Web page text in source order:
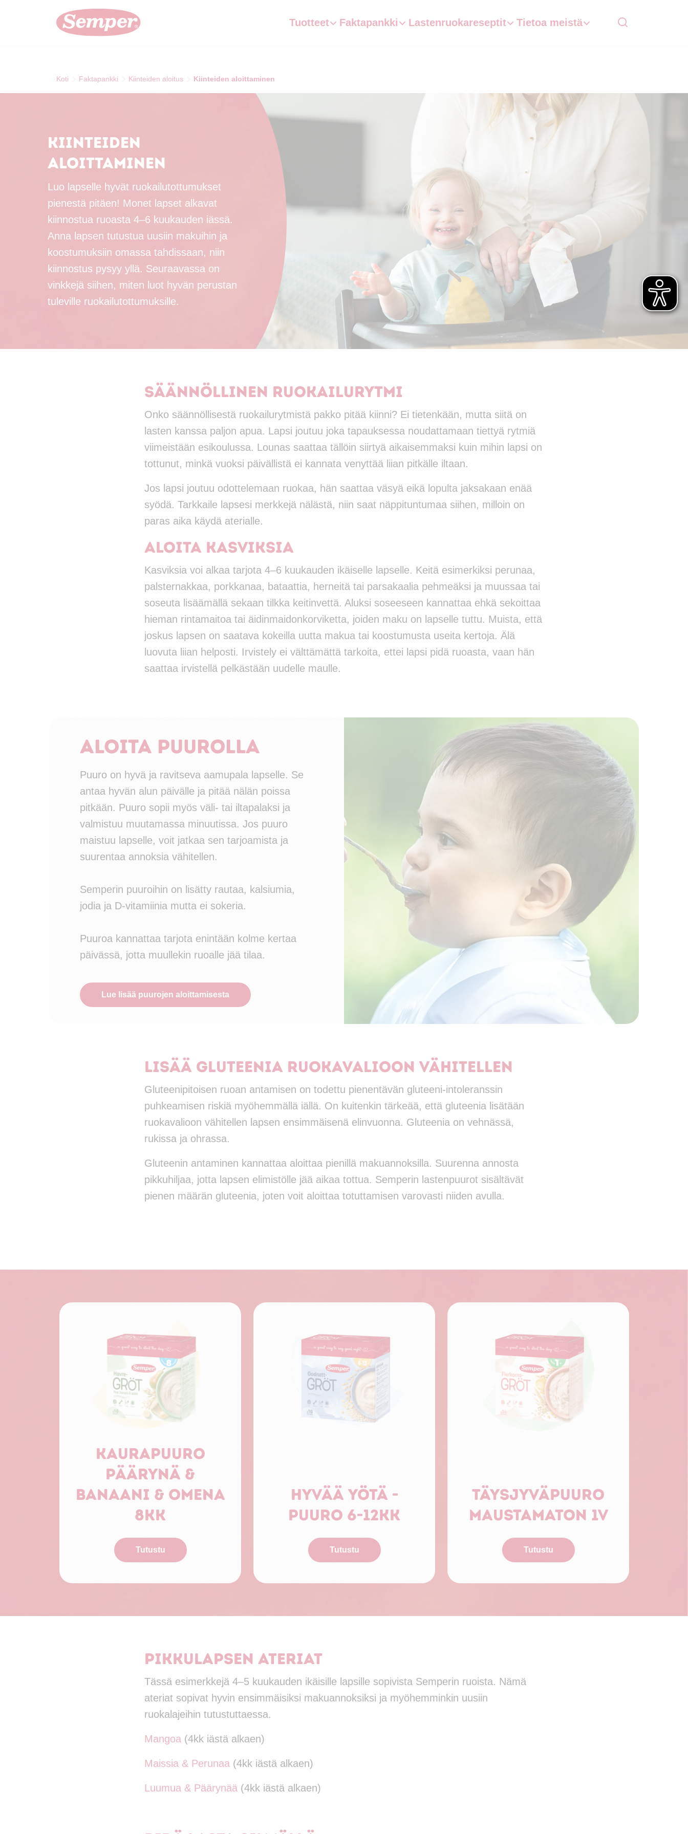
Skip to main content
Tuotteet Faktapankki Lastenruokareseptit Tietoa meistä
Koti Faktapankki Kiinteiden aloitus Kiinteiden aloittaminen
Kiinteiden
aloittaminen
Luo lapselle hyvät ruokailutottumukset
pienestä pitäen! Monet lapset alkavat
kiinnostua ruoasta 4–6 kuukauden iässä.
Anna lapsen tutustua uusiin makuihin ja
koostumuksiin omassa tahdissaan, niin
kiinnostus pysyy yllä. Seuraavassa on
vinkkejä siihen, miten luot hyvän perustan
tuleville ruokailutottumuksille.
Säännöllinen ruokailurytmi
Onko säännöllisestä ruokailurytmistä pakko pitää kiinni? Ei tietenkään, mutta siitä on
lasten kanssa paljon apua. Lapsi joutuu joka tapauksessa noudattamaan tiettyä rytmiä
viimeistään esikoulussa. Lounas saattaa tällöin siirtyä aikaisemmaksi kuin mihin lapsi on
tottunut, minkä vuoksi päivällistä ei kannata venyttää liian pitkälle iltaan.
Jos lapsi joutuu odottelemaan ruokaa, hän saattaa väsyä eikä lopulta jaksakaan enää
syödä. Tarkkaile lapsesi merkkejä nälästä, niin saat näppituntumaa siihen, milloin on
paras aika käydä aterialle.
Aloita kasviksia
Kasviksia voi alkaa tarjota 4–6 kuukauden ikäiselle lapselle. Keitä esimerkiksi perunaa,
palsternakkaa, porkkanaa, bataattia, herneitä tai parsakaalia pehmeäksi ja muussaa tai
soseuta lisäämällä sekaan tilkka keitinvettä. Aluksi soseeseen kannattaa ehkä sekoittaa
hieman rintamaitoa tai äidinmaidonkorviketta, joiden maku on lapselle tuttu. Muista, että
joskus lapsen on saatava kokeilla uutta makua tai koostumusta useita kertoja. Älä
luovuta liian helposti. Irvistely ei välttämättä tarkoita, ettei lapsi pidä ruoasta, vaan hän
saattaa irvistellä pelkästään uudelle maulle.
Aloita puurolla
Puuro on hyvä ja ravitseva aamupala lapselle. Se
antaa hyvän alun päivälle ja pitää nälän poissa
pitkään. Puuro sopii myös väli- tai iltapalaksi ja
valmistuu muutamassa minuutissa. Jos puuro
maistuu lapselle, voit jatkaa sen tarjoamista ja
suurentaa annoksia vähitellen.
Semperin puuroihin on lisätty rautaa, kalsiumia,
jodia ja D-vitamiinia mutta ei sokeria.
Puuroa kannattaa tarjota enintään kolme kertaa
päivässä, jotta muullekin ruoalle jää tilaa.
Lue lisää puurojen aloittamisesta
Lisää gluteenia ruokavalioon vähitellen
Gluteenipitoisen ruoan antamisen on todettu pienentävän gluteeni-intoleranssin
puhkeamisen riskiä myöhemmällä iällä. On kuitenkin tärkeää, että gluteenia lisätään
ruokavalioon vähitellen lapsen ensimmäisenä elinvuonna. Gluteenia on vehnässä,
rukissa ja ohrassa.
Gluteenin antaminen kannattaa aloittaa pienillä makuannoksilla. Suurenna annosta
pikkuhiljaa, jotta lapsen elimistölle jää aikaa tottua. Semperin lastenpuurot sisältävät
pienen määrän gluteenia, joten voit aloittaa totuttamisen varovasti niiden avulla.
Kaurapuuro
päärynä &
banaani & omena
8kk
Tutustu
Hyvää yötä -
puuro 6-12kk
Tutustu
Täysjyväpuuro
maustamaton 1v
Tutustu
Pikkulapsen ateriat
Tässä esimerkkejä 4–5 kuukauden ikäisille lapsille sopivista Semperin ruoista. Nämä
ateriat sopivat hyvin ensimmäisiksi makuannoksiksi ja myöhemminkin uusiin
ruokalajeihin tutustuttaessa.
Mangoa (4kk iästä alkaen)
Maissia & Perunaa (4kk iästä alkaen)
Luumua & Päärynää (4kk iästä alkaen)